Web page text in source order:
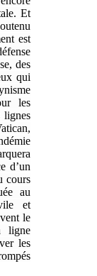
Et
est
des
qui
les
lignes
d’un
cours
au
et
le
ligne
les